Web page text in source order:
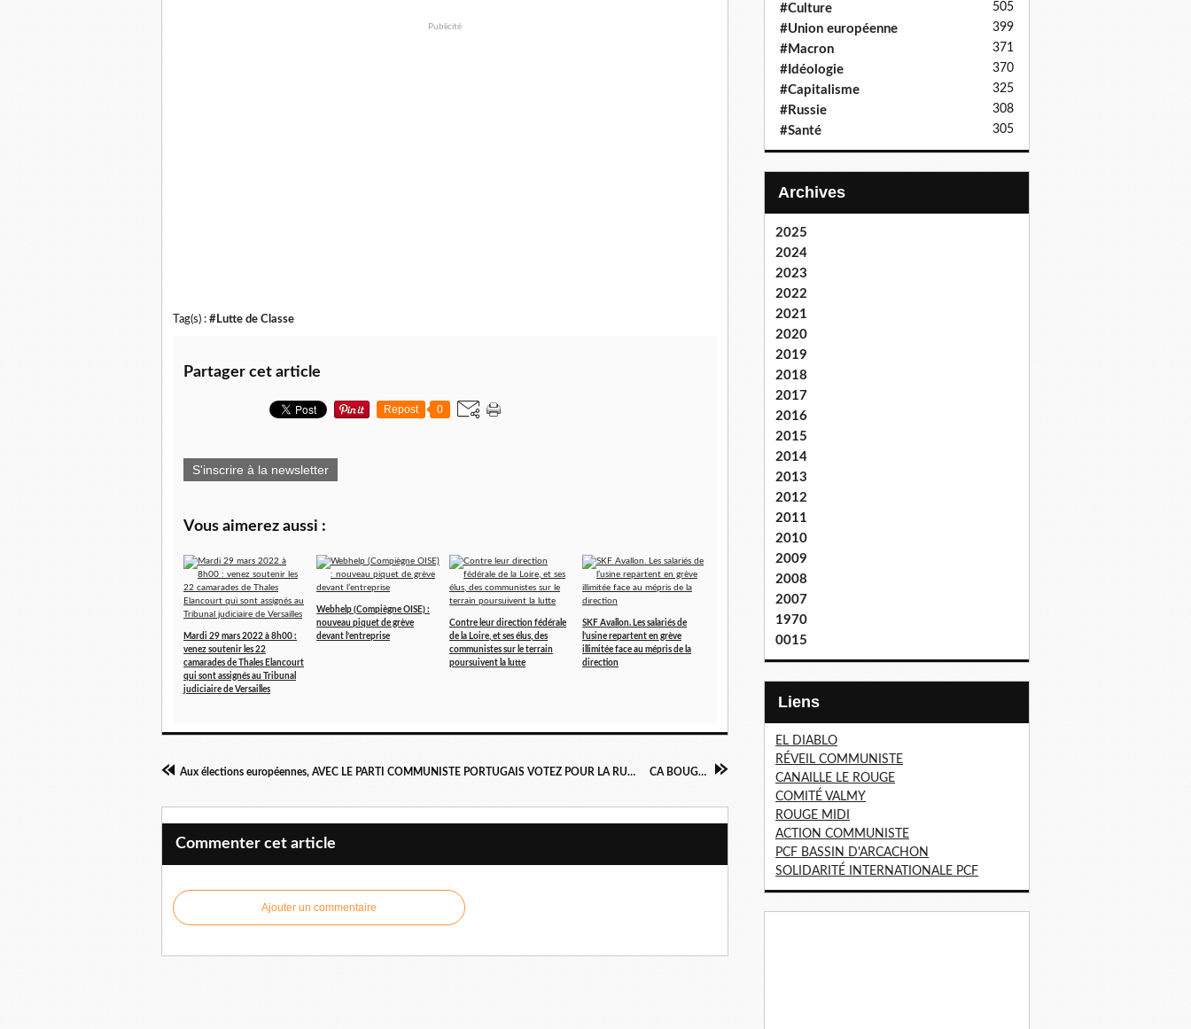
Publicité
Tag(s) : #Lutte de Classe
Partager cet article
Repost 0
S'inscrire à la newsletter
Vous aimerez aussi :
Mardi 29 mars 2022 à 8h00 :
venez soutenir les 22
camarades de Thales Elancourt
qui sont assignés au Tribunal
judiciaire de Versailles
Webhelp (Compiègne OISE) :
nouveau piquet de grève
devant l’entreprise
Contre leur direction fédérale
de la Loire, et ses élus, des
communistes sur le terrain
poursuivent la lutte
SKF Avallon. Les salariés de
l’usine repartent en grève
illimitée face au mépris de la
direction
Aux élections européennes, AVEC LE PARTI COMMUNISTE PORTUGAIS VOTEZ POUR LA RUPTURE DU PORTUGAL AVEC L'EUROPE VOTEZ POUR LES INTERÊTS DU PEUPLE ET DU PAYS CA BOUGE DANS LA CGT...
Commenter cet article
Ajouter un commentaire
#Culture 505
#Union européenne 399
#Macron 371
#Idéologie 370
#Capitalisme 325
#Russie 308
#Santé 305
Archives
2025
2024
2023
2022
2021
2020
2019
2018
2017
2016
2015
2014
2013
2012
2011
2010
2009
2008
2007
1970
0015
Liens
EL DIABLO
RÉVEIL COMMUNISTE
CANAILLE LE ROUGE
COMITÉ VALMY
ROUGE MIDI
ACTION COMMUNISTE
PCF BASSIN D'ARCACHON
SOLIDARITÉ INTERNATIONALE PCF